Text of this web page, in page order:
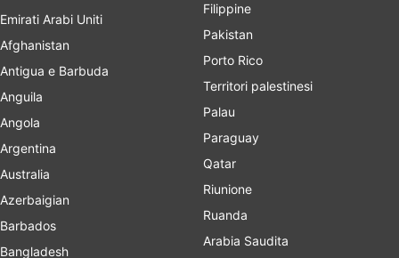
Emirati Arabi Uniti
Afghanistan
Antigua e Barbuda
Anguila
Angola
Argentina
Australia
Azerbaigian
Barbados
Bangladesh
Filippine
Pakistan
Porto Rico
Territori palestinesi
Palau
Paraguay
Qatar
Riunione
Ruanda
Arabia Saudita